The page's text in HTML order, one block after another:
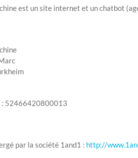
est un site internet et un chatbot
: 52466420800013
par la société 1and1 : http://